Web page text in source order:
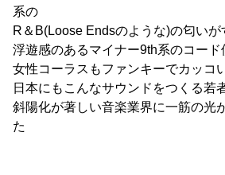
系の
R＆B(Loose Endsのような)の匂いが
浮遊感のあるマイナー9th系のコード
女性コーラスもファンキーでカッコ
日本にもこんなサウンドをつくる若
斜陽化が著しい音楽業界に一筋の光
た